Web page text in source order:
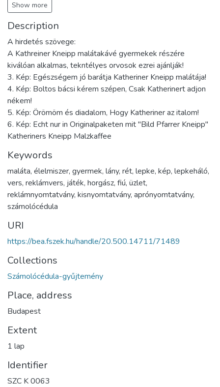
Show more
Description
A hirdetés szövege:
A Kathreiner Kneipp malátakávé gyermekek részére
kiválóan alkalmas, tekntélyes orvosok ezrei ajánlják!
3. Kép: Egészségem jó barátja Katheriner Kneipp malátája!
4. Kép: Boltos bácsi kérem szépen, Csak Katherinert adjon
nékem!
5. Kép: Örömöm és diadalom, Hogy Katheriner az italom!
6. Kép: Echt nur in Originalpaketen mit "Bild Pfarrer Kneipp"
Katheriners Kneipp Malzkaffee
Keywords
maláta, élelmiszer, gyermek, lány, rét, lepke, kép, lepkeháló,
vers, reklámvers, játék, horgász, fiú, üzlet,
reklámnyomtatvány, kisnyomtatvány, aprónyomtatvány,
számolócédula
URI
https://bea.fszek.hu/handle/20.500.14711/71489
Collections
Számolócédula-gyűjtemény
Place, address
Budapest
Extent
1 lap
Identifier
SZC K 0063